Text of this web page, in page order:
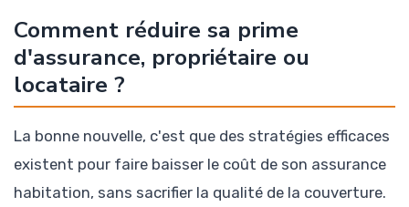
Comment réduire sa prime
d'assurance, propriétaire ou
locataire ?
La bonne nouvelle, c'est que des stratégies efficaces
existent pour faire baisser le coût de son assurance
habitation, sans sacrifier la qualité de la couverture.